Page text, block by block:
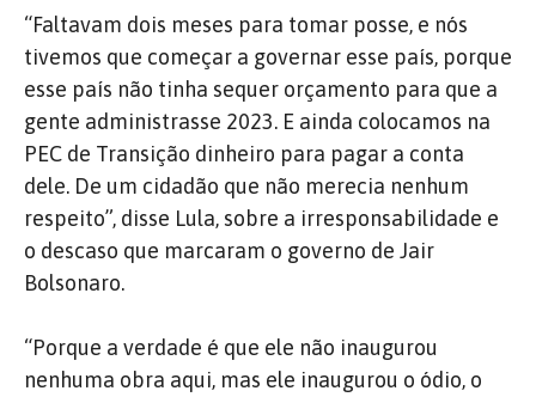
“Faltavam dois meses para tomar posse, e nós
tivemos que começar a governar esse país, porque
esse país não tinha sequer orçamento para que a
gente administrasse 2023. E ainda colocamos na
PEC de Transição dinheiro para pagar a conta
dele. De um cidadão que não merecia nenhum
respeito”, disse Lula, sobre a irresponsabilidade e
o descaso que marcaram o governo de Jair
Bolsonaro.
“Porque a verdade é que ele não inaugurou
nenhuma obra aqui, mas ele inaugurou o ódio, o